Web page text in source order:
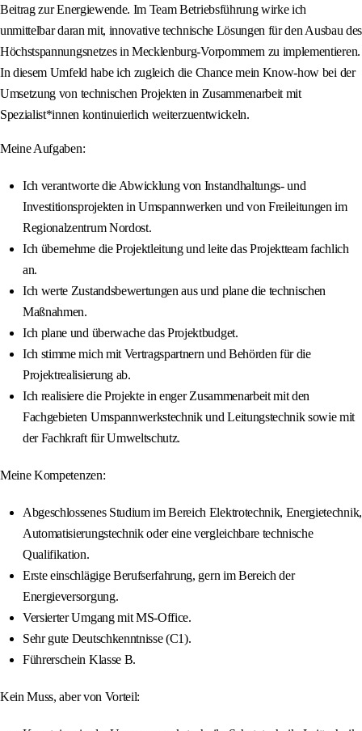
Beitrag zur Energiewende. Im Team Betriebsführung wirke ich
unmittelbar daran mit, innovative technische Lösungen für den Ausbau des
Höchstspannungsnetzes in Mecklenburg-Vorpommern zu implementieren.
In diesem Umfeld habe ich zugleich die Chance mein Know-how bei der
Umsetzung von technischen Projekten in Zusammenarbeit mit
Spezialist*innen kontinuierlich weiterzuentwickeln.
Meine Aufgaben:
Ich verantworte die Abwicklung von Instandhaltungs- und
Investitionsprojekten in Umspannwerken und von Freileitungen im
Regionalzentrum Nordost.
Ich übernehme die Projektleitung und leite das Projektteam fachlich
an.
Ich werte Zustandsbewertungen aus und plane die technischen
Maßnahmen.
Ich plane und überwache das Projektbudget.
Ich stimme mich mit Vertragspartnern und Behörden für die
Projektrealisierung ab.
Ich realisiere die Projekte in enger Zusammenarbeit mit den
Fachgebieten Umspannwerkstechnik und Leitungstechnik sowie mit
der Fachkraft für Umweltschutz.
Meine Kompetenzen:
Abgeschlossenes Studium im Bereich Elektrotechnik, Energietechnik,
Automatisierungstechnik oder eine vergleichbare technische
Qualifikation.
Erste einschlägige Berufserfahrung, gern im Bereich der
Energieversorgung.
Versierter Umgang mit MS-Office.
Sehr gute Deutschkenntnisse (C1).
Führerschein Klasse B.
Kein Muss, aber von Vorteil: